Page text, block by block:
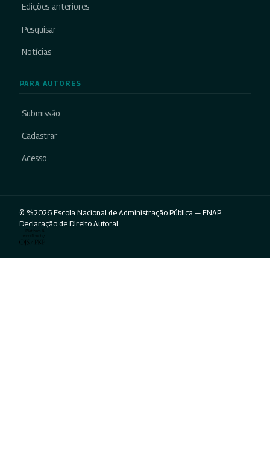
Edições anteriores
Pesquisar
Notícias
PARA AUTORES
Submissão
Cadastrar
Acesso
© %2026 Escola Nacional de Administração Pública — ENAP.
Declaração de Direito Autoral